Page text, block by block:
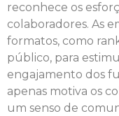
reconhece os
colaboradores. As
formatos, como
público, para
engajamento dos
apenas motiva os
um senso de